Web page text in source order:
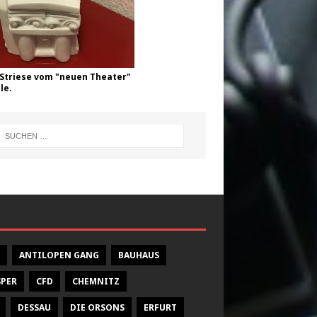
vom "neuen Theater"
ANTILOPEN GANG BAUHAUS
CFD CHEMNITZ
DESSAU DIE ORSONS ERFURT